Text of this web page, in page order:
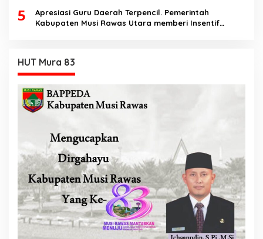
5
Apresiasi Guru Daerah Terpencil. Pemerintah
Kabupaten Musi Rawas Utara memberi Insentif
HUT Mura 83